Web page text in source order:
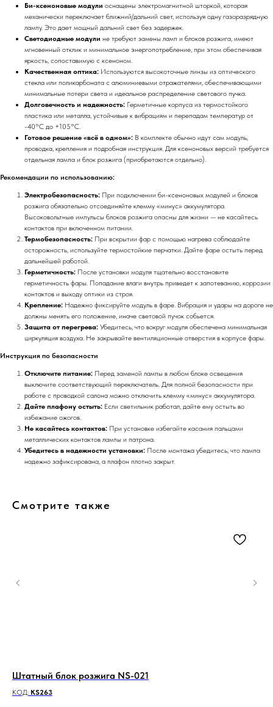
Би-ксеноновые модули оснащены электромагнитной шторкой, которая
механически переключает ближний/дальний свет, используя одну газоразрядную
лампу. Это дает мощный дальний свет без задержек.
Светодиодные модули не требуют замены ламп и блоков розжига, имеют
мгновенный отклик и минимальное энергопотребление, при этом обеспечивая
яркость, сопоставимую с ксеноном.
Качественная оптика: Используются высокоточные линзы из оптического
стекла или поликарбоната с алюминиевыми отражателями, обеспечивающими
минимальные потери света и идеальное распределение светового пучка.
Долговечность и надежность: Герметичные корпуса из термостойкого
пластика или металла, устойчивые к вибрациям и перепадам температур от
-40°C до +105°C.
Готовое решение «всё в одном»: В комплекте обычно идут сам модуль,
проводка, крепления и подробная инструкция. Для ксеноновых версий требуется
отдельная лампа и блок розжига (приобретаются отдельно).
Рекомендации по использованию:
Электробезопасность: При подключении би-ксеноновых модулей и блоков
розжига обязательно отсоединяйте клемму «минус» аккумулятора.
Высоковольтные импульсы блоков розжига опасны для жизни — не касайтесь
контактов при включенном питании.
Термобезопасность: При вскрытии фар с помощью нагрева соблюдайте
осторожность, используйте термостойкие перчатки. Дайте фаре остыть перед
дальнейшей работой.
Герметичность: После установки модуля тщательно восстановите
герметичность фары. Попадание влаги внутрь приведет к запотеванию, коррозии
контактов и выходу оптики из строя.
Крепление: Надежно фиксируйте модуль в фаре. Вибрация и удары на дороге не
должны менять его положение, иначе световой пучок собьется.
Защита от перегрева: Убедитесь, что вокруг модуля обеспечена минимальная
циркуляция воздуха. Не закрывайте вентиляционные отверстия в корпусе фары.
Инструкция по безопасности
Отключите питание: Перед заменой лампы в любом блоке освещения
выключите соответствующий переключатель. Для полной безопасности при
работе с проводкой салона можно отключить клемму «минус» аккумулятора.
Дайте плафону остыть: Если светильник работал, дайте ему остыть во
избежание ожогов.
Не касайтесь контактов: При установке избегайте касания пальцами
металлических контактов лампы и патрона.
Убедитесь в надежности установки: После монтажа убедитесь, что лампа
надежно зафиксирована, а плафон плотно закрыт.
Смотрите также
Штатный блок розжига NS-021
КОД: KS263